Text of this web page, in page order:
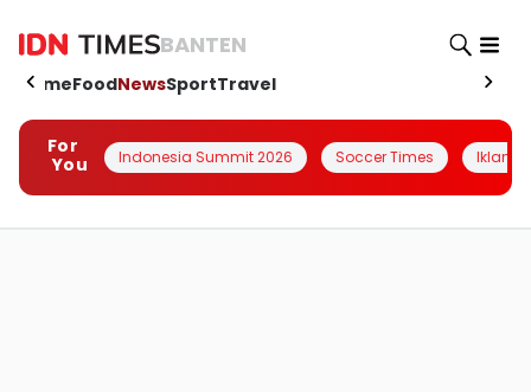
BANTEN
HomeFoodNewsSportTravel
For
You
Indonesia Summit 2026 Soccer Times Iklanin